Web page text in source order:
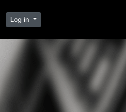
Log in